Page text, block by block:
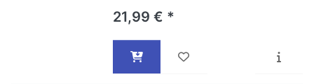
21,99 € *